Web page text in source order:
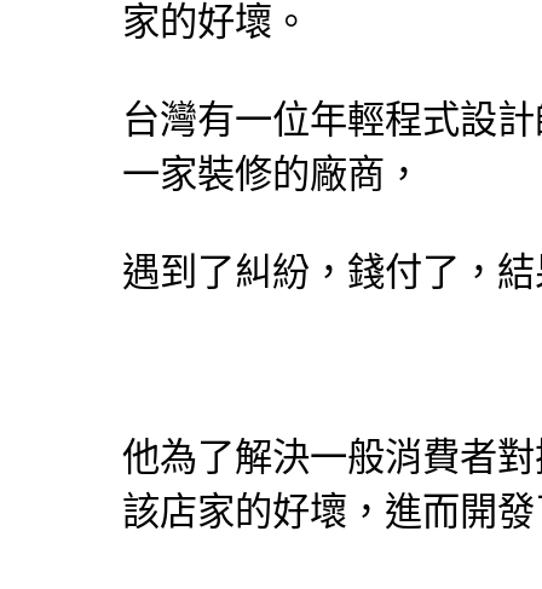
家的好壞。
台灣有一位年輕程式設
一家裝修的廠商，
遇到了糾紛，錢付了，
他為了解決一般消費者
該店家的好壞，進而開